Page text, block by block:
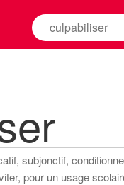
Rechercher
la
subjonctif,
pour un usage